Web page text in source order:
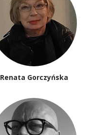
Renata Gorczyńska